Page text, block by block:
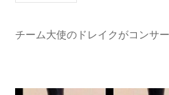
チーム大使のドレイクがコンサ